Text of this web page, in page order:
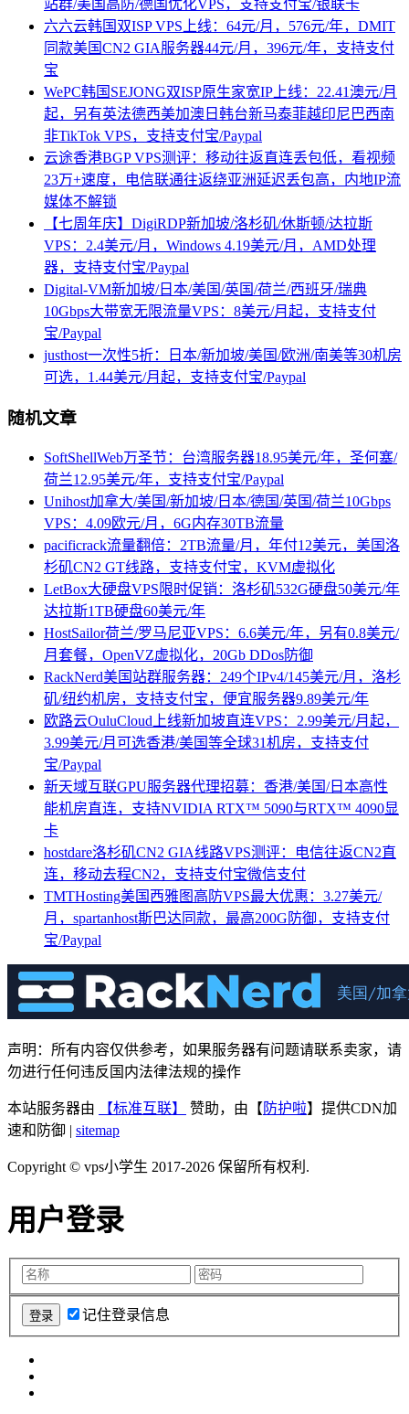
站群/美国高防/德国优化VPS，支持支付宝/银联卡
六六云韩国双ISP VPS上线：64元/月，576元/年，DMIT
同款美国CN2 GIA服务器44元/月，396元/年，支持支付
宝
WePC韩国SEJONG双ISP原生家宽IP上线：22.41澳元/月
起，另有英法德西美加澳日韩台新马泰菲越印尼巴西南
非TikTok VPS，支持支付宝/Paypal
云途香港BGP VPS测评：移动往返直连丢包低，看视频
23万+速度，电信联通往返绕亚洲延迟丢包高，内地IP流
媒体不解锁
【七周年庆】DigiRDP新加坡/洛杉矶/休斯顿/达拉斯
VPS：2.4美元/月，Windows 4.19美元/月，AMD处理
器，支持支付宝/Paypal
Digital-VM新加坡/日本/美国/英国/荷兰/西班牙/瑞典
10Gbps大带宽无限流量VPS：8美元/月起，支持支付
宝/Paypal
justhost一次性5折：日本/新加坡/美国/欧洲/南美等30机房
可选，1.44美元/月起，支持支付宝/Paypal
随机文章
SoftShellWeb万圣节：台湾服务器18.95美元/年，圣何塞/
荷兰12.95美元/年，支持支付宝/Paypal
Unihost加拿大/美国/新加坡/日本/德国/英国/荷兰10Gbps
VPS：4.09欧元/月，6G内存30TB流量
pacificrack流量翻倍：2TB流量/月，年付12美元，美国洛
杉矶CN2 GT线路，支持支付宝，KVM虚拟化
LetBox大硬盘VPS限时促销：洛杉矶532G硬盘50美元/年
达拉斯1TB硬盘60美元/年
HostSailor荷兰/罗马尼亚VPS：6.6美元/年，另有0.8美元/
月套餐，OpenVZ虚拟化，20Gb DDos防御
RackNerd美国站群服务器：249个IPv4/145美元/月，洛杉
矶/纽约机房，支持支付宝，便宜服务器9.89美元/年
欧路云OuluCloud上线新加坡直连VPS：2.99美元/月起，
3.99美元/月可选香港/美国等全球31机房，支持支付
宝/Paypal
新天域互联GPU服务器代理招募：香港/美国/日本高性
能机房直连，支持NVIDIA RTX™ 5090与RTX™ 4090显
卡
hostdare洛杉矶CN2 GIA线路VPS测评：电信往返CN2直
连，移动去程CN2，支持支付宝微信支付
TMTHosting美国西雅图高防VPS最大优惠：3.27美元/
月，spartanhost斯巴达同款，最高200G防御，支持支付
宝/Paypal
声明：所有内容仅供参考，如果服务器有问题请联系卖家，请
勿进行任何违反国内法律法规的操作
本站服务器由 【标准互联】 赞助，由【 防护啦】提供CDN加
速和防御 | sitemap
Copyright © vps小学生 2017-2026 保留所有权利.
用户登录
记住登录信息